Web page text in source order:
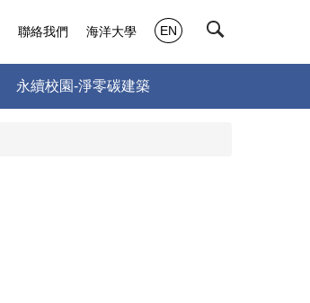
永續校園-淨零碳建築
聯絡我們 海洋大學 EN